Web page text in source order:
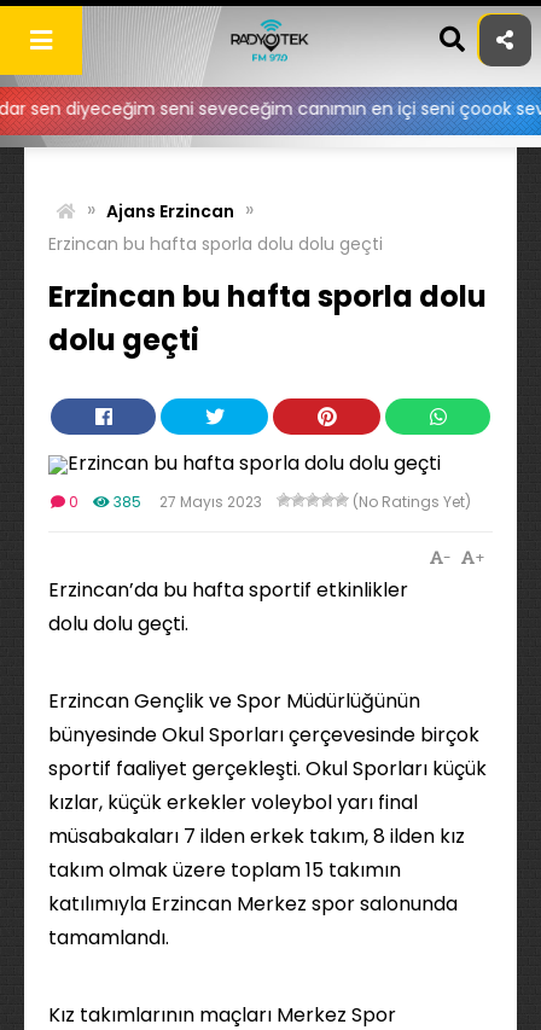
Skip
content
seni seveceğim canımın en içi seni çoook
» Ajans Erzincan »
Erzincan bu hafta sporla dolu dolu geçti
Erzincan bu hafta sporla dolu
dolu geçti
0 385 27 Mayıs 2023 (No Ratings Yet)
+
-
Erzincan’da bu hafta sportif etkinlikler
dolu dolu geçti.
Erzincan Gençlik ve Spor Müdürlüğünün
bünyesinde Okul Sporları çerçevesinde birçok
sportif faaliyet gerçekleşti. Okul Sporları küçük
kızlar, küçük erkekler voleybol yarı final
müsabakaları 7 ilden erkek takım, 8 ilden kız
takım olmak üzere toplam 15 takımın
katılımıyla Erzincan Merkez spor salonunda
tamamlandı.
Kız takımlarının maçları Merkez Spor